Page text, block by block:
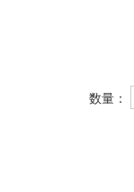
数量：